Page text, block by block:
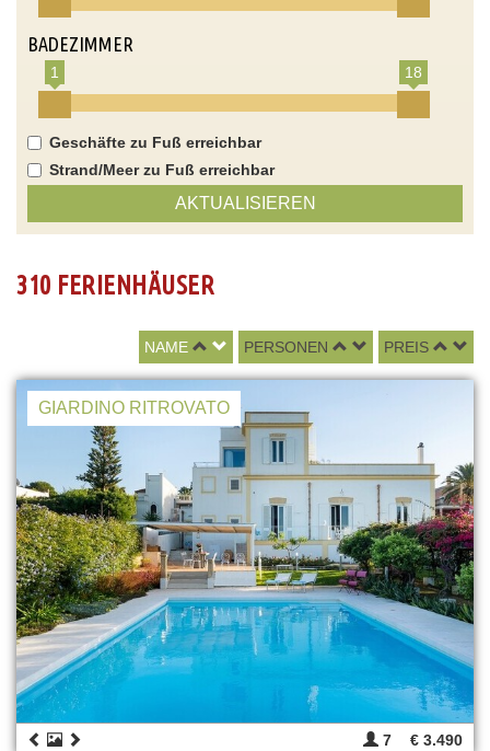
BADEZIMMER
1 18
Geschäfte zu Fuß erreichbar
Strand/Meer zu Fuß erreichbar
AKTUALISIEREN
310 FERIENHÄUSER
NAME PERSONEN PREIS
GIARDINO RITROVATO
7 € 3.490